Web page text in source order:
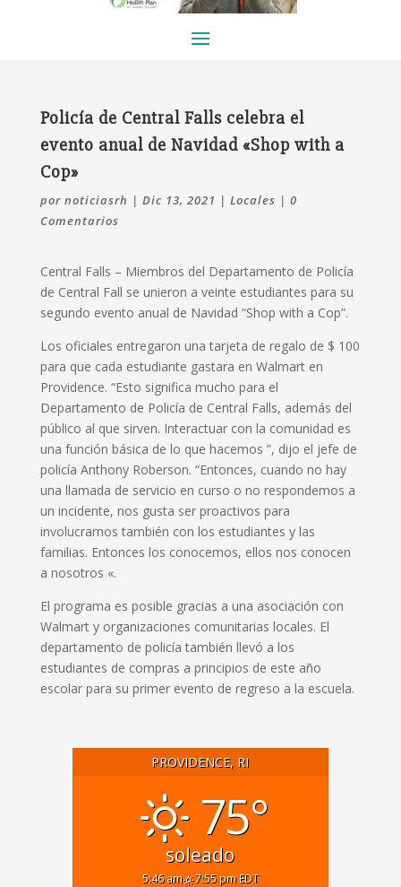
Policía de Central Falls celebra el
evento anual de Navidad «Shop with a
Cop»
por noticiasrh | Dic 13, 2021 | Locales | 0
Comentarios
Central Falls – Miembros del Departamento de Policía
de Central Fall se unieron a veinte estudiantes para su
segundo evento anual de Navidad “Shop with a Cop”.
Los oficiales entregaron una tarjeta de regalo de $ 100
para que cada estudiante gastara en Walmart en
Providence. “Esto significa mucho para el
Departamento de Policía de Central Falls, además del
público al que sirven. Interactuar con la comunidad es
una función básica de lo que hacemos ”, dijo el jefe de
policía Anthony Roberson. “Entonces, cuando no hay
una llamada de servicio en curso o no respondemos a
un incidente, nos gusta ser proactivos para
involucrarnos también con los estudiantes y las
familias. Entonces los conocemos, ellos nos conocen
a nosotros «.
El programa es posible gracias a una asociación con
Walmart y organizaciones comunitarias locales. El
departamento de policía también llevó a los
estudiantes de compras a principios de este año
escolar para su primer evento de regreso a la escuela.
PROVIDENCE, RI
75°
soleado
5:46 am 7:55 pm EDT